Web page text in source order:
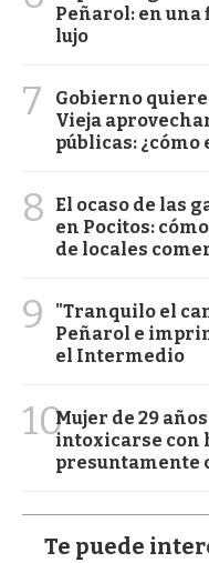
Peñarol: en
lujo
7
Gobierno
Vieja
públicas: ¿cómo
8
El ocaso de las
en Pocitos:
de locales
9
"Tranquilo el
Peñarol e
el Intermedio
10Mujer de 29
intoxicarse con
presuntamente
Te puede